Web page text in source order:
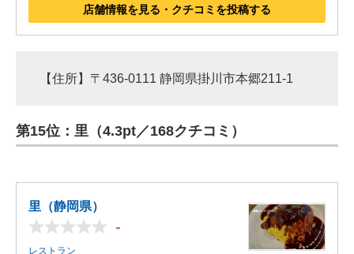
店舗情報を見る・クチコミを投稿する
【住所】〒436-0111 静岡県掛川市本郷211-1
第15位：里（4.3pt／168クチコミ）
里（静岡県）
-
レストラン